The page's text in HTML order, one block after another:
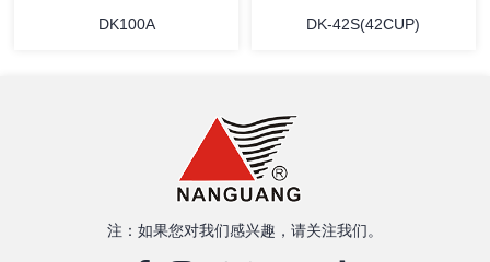
DK100A DK-42S(42CUP)
注：如果您对我们感兴趣，请关注我们。